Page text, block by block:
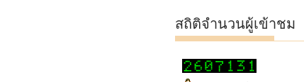
สถิติจำนวนผู้เข้าชม